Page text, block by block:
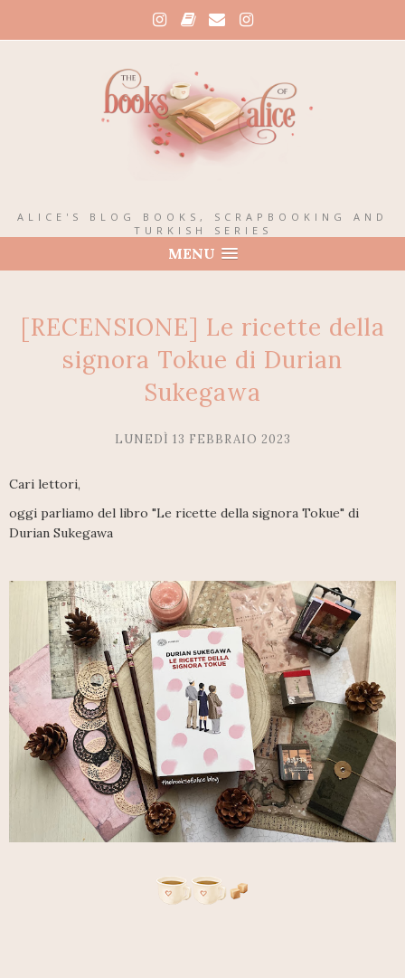
ALICE'S BLOG BOOKS, SCRAPBOOKING AND
TURKISH SERIES
MENU
[RECENSIONE] Le ricette della
signora Tokue di Durian
Sukegawa
LUNEDÌ 13 FEBBRAIO 2023
Cari lettori,
oggi parliamo del libro "Le ricette della signora Tokue" di
Durian Sukegawa